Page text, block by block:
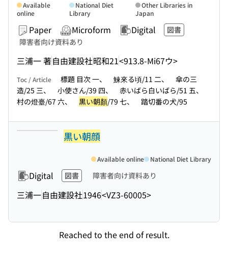
Paper Microform Digital
図書
障害者向け資料あり
三浦一 著自由建設社昭和21<913.8-Mi67ウ>
Available
online
National Diet
Library
Other Libraries in
Japan
Toc / Article
標題 目次 一、 鰊來る頃/11 二、 傘の三
造/25 三、 小使さん/39 四、 赤いばら白いばら/51 五、
村の燈臺/67 六、 黒い朝顏/79 七、 踏切番の犬/95
黒い朝顔
Digital 図書 障害者向け資料あり
三浦一自由建設社1946<VZ3-60005>
Available online National Diet Library
Reached to the end of result.